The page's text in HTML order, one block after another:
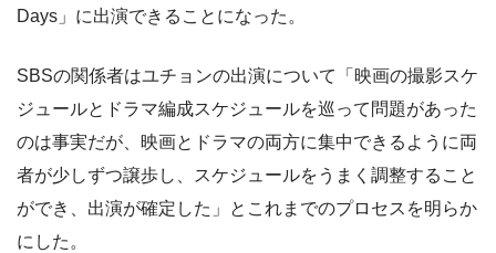
Days」に出演できることになった。
SBSの関係者はユチョンの出演について「映画の撮影スケ
ジュールとドラマ編成スケジュールを巡って問題があった
のは事実だが、映画とドラマの両方に集中できるように両
者が少しずつ譲歩し、スケジュールをうまく調整すること
ができ、出演が確定した」とこれまでのプロセスを明らか
にした。